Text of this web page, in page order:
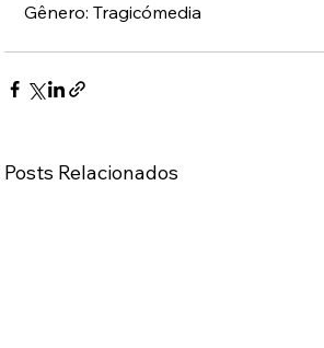
Gênero: Tragicómedia
Posts Relacionados